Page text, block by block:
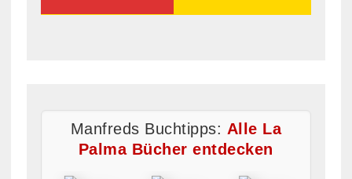
Manfreds Buchtipps: Alle La
Palma Bücher entdecken